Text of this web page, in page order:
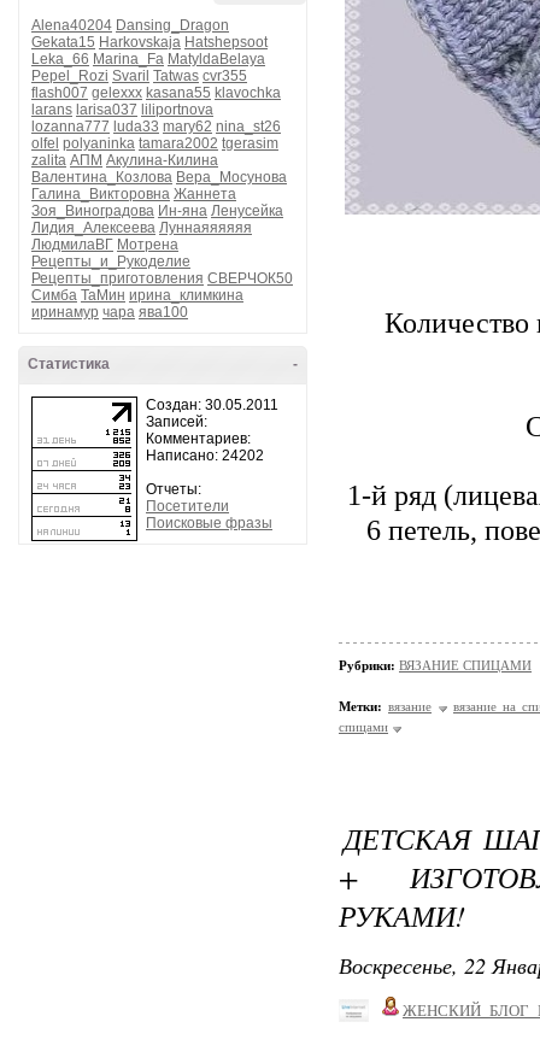
Alena40204 Dansing_Dragon
Gekata15 Harkovskaja Hatshepsoot
Leka_66 Marina_Fa MatyldaBelaya
Pepel_Rozi Svaril Tatwas cvr355
flash007 gelexxx kasana55 klavochka
larans larisa037 liliportnova
lozanna777 luda33 mary62 nina_st26
olfel polyaninka tamara2002 tgerasim
zalita АПМ Акулина-Килина
Валентина_Козлова Вера_Мосунова
Галина_Викторовна Жаннета
Зоя_Виноградова Ин-яна Ленусейка
Лидия_Алексеева Луннаяяяяяя
ЛюдмилаВГ Мотрена
Рецепты_и_Рукоделие
Рецепты_приготовления СВЕРЧОК50
Симба ТаМин ирина_климкина
иринамур чара ява100
-
Статистика
Создан: 30.05.2011
Записей:
Комментариев:
Написано: 24202
Отчеты:
Посетители
Поисковые фразы
Количество
1-й ряд
6 петель,
Рубрики: ВЯЗАНИЕ СПИЦАМИ
Метки: вязание
вязание на
спицами
ДЕТСКАЯ
+
РУКАМИ!
Воскресенье, 22